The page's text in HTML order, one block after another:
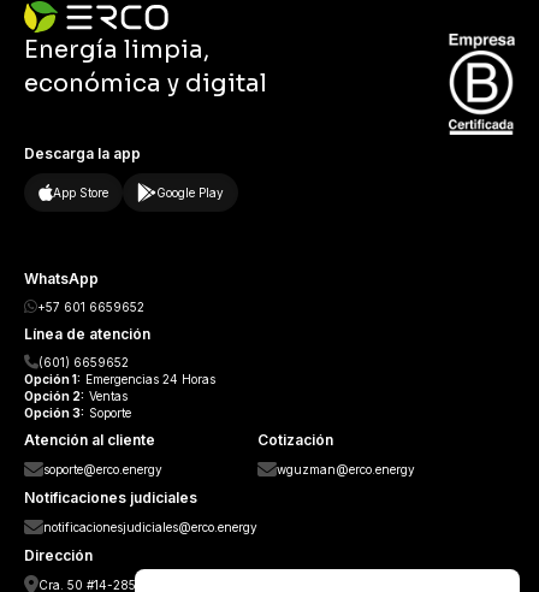
Energía limpia,
económica y digital
Descarga la app
App Store Google Play
WhatsApp
+57 601 6659652
Línea de atención
(601) 6659652
Opción1: Emergencias 24 Horas
Opción 2: Ventas
Opción3: Soporte
Atención al cliente
soporte@erco.energy
Notificaciones judiciales
notificacionesjudiciales@erco.energy
Cotización
wguzman@erco.energy
Dirección
Cra. 50 #14-285, Guayabal, Medellín, Antioquia.